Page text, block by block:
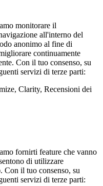
monitorare il
all'interno del
anonimo al fine di
continuamente
Con il tuo consenso, su
servizi di terze parti:
Clarity, Recensioni dei
fornirti feature che vanno
di utilizzare
Con il tuo consenso, su
servizi di terze parti: